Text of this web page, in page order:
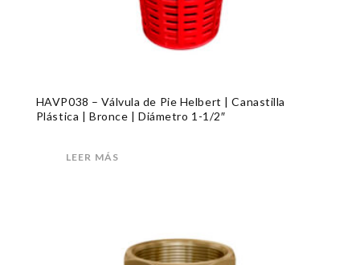
HAVP038 – Válvula de Pie Helbert | Canastilla
Plástica | Bronce | Diámetro 1-1/2″
LEER MÁS